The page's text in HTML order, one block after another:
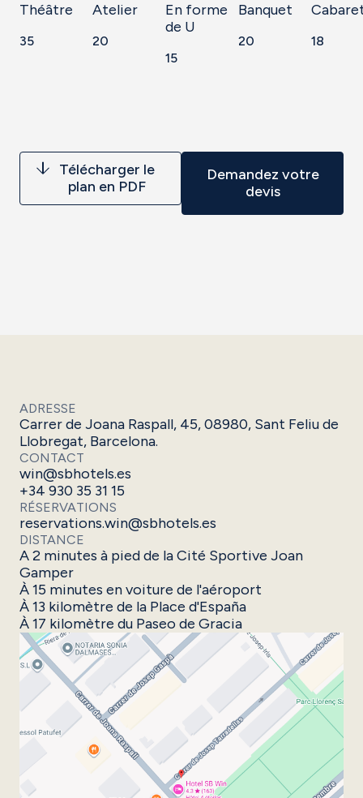
Théâtre
35
Atelier
20
En forme
de U
15
Banquet
20 18
Télécharger le
plan en PDF
Demandez votre
devis
ADRESSE
Carrer de Joana Raspall, 45, 08980, Sant Feliu de
Llobregat, Barcelona.
CONTACT
win@sbhotels.es
+34 930 35 31 15
RÉSERVATIONS
reservations.win@sbhotels.es
DISTANCE
A 2 minutes à pied de la Cité Sportive Joan
Gamper
À 15 minutes en voiture de l'aéroport
À 13 kilomètre de la Place d'España
À 17 kilomètre du Paseo de Gracia